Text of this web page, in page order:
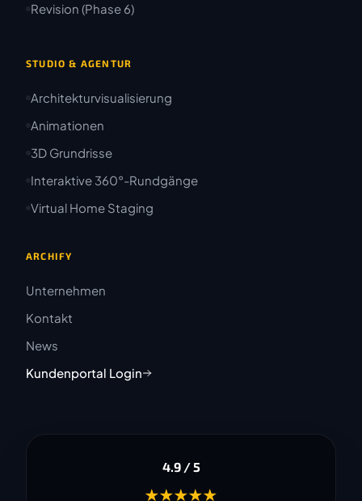
Revision (Phase 6)
STUDIO & AGENTUR
Architekturvisualisierung
Animationen
3D Grundrisse
Interaktive 360°-Rundgänge
Virtual Home Staging
ARCHIFY
Unternehmen
Kontakt
News
Kundenportal Login
4.9 / 5
★★★★★